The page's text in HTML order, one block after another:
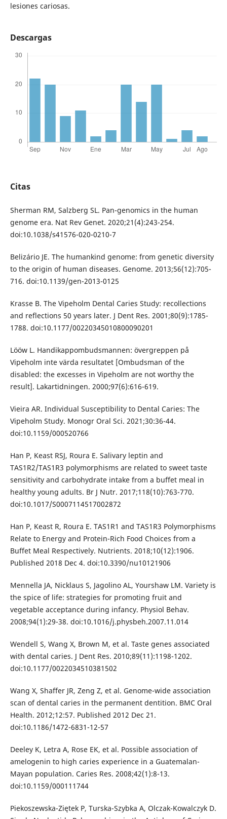
lesiones cariosas.
Descargas
Citas
Sherman RM, Salzberg SL. Pan-genomics in the human
genome era. Nat Rev Genet. 2020;21(4):243-254.
doi:10.1038/s41576-020-0210-7
Belizário JE. The humankind genome: from genetic diversity
to the origin of human diseases. Genome. 2013;56(12):705-
716. doi:10.1139/gen-2013-0125
Krasse B. The Vipeholm Dental Caries Study: recollections
and reflections 50 years later. J Dent Res. 2001;80(9):1785-
1788. doi:10.1177/00220345010800090201
Lööw L. Handikappombudsmannen: övergreppen på
Vipeholm inte värda resultatet [Ombudsman of the
disabled: the excesses in Vipeholm are not worthy the
result]. Lakartidningen. 2000;97(6):616-619.
Vieira AR. Individual Susceptibility to Dental Caries: The
Vipeholm Study. Monogr Oral Sci. 2021;30:36-44.
doi:10.1159/000520766
Han P, Keast RSJ, Roura E. Salivary leptin and
TAS1R2/TAS1R3 polymorphisms are related to sweet taste
sensitivity and carbohydrate intake from a buffet meal in
healthy young adults. Br J Nutr. 2017;118(10):763-770.
doi:10.1017/S0007114517002872
Han P, Keast R, Roura E. TAS1R1 and TAS1R3 Polymorphisms
Relate to Energy and Protein-Rich Food Choices from a
Buffet Meal Respectively. Nutrients. 2018;10(12):1906.
Published 2018 Dec 4. doi:10.3390/nu10121906
Mennella JA, Nicklaus S, Jagolino AL, Yourshaw LM. Variety is
the spice of life: strategies for promoting fruit and
vegetable acceptance during infancy. Physiol Behav.
2008;94(1):29-38. doi:10.1016/j.physbeh.2007.11.014
Wendell S, Wang X, Brown M, et al. Taste genes associated
with dental caries. J Dent Res. 2010;89(11):1198-1202.
doi:10.1177/0022034510381502
Wang X, Shaffer JR, Zeng Z, et al. Genome-wide association
scan of dental caries in the permanent dentition. BMC Oral
Health. 2012;12:57. Published 2012 Dec 21.
doi:10.1186/1472-6831-12-57
Deeley K, Letra A, Rose EK, et al. Possible association of
amelogenin to high caries experience in a Guatemalan-
Mayan population. Caries Res. 2008;42(1):8-13.
doi:10.1159/000111744
Piekoszewska-Ziętek P, Turska-Szybka A, Olczak-Kowalczyk D.